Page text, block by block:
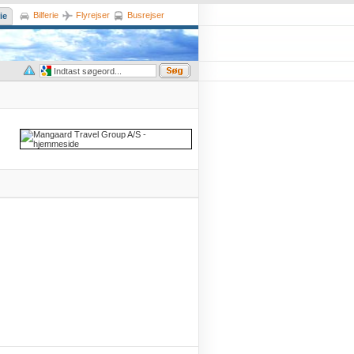
Bilferie Flyrejser Busrejser